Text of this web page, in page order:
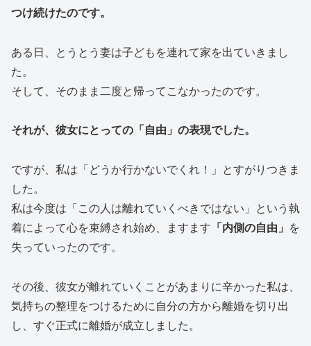
つけ続けたのです。
ある日、とうとう妻は子どもを連れて家を出ていきまし
た。
そして、そのまま二度と帰ってこなかったのです。
それが、彼女にとっての「自由」の表現でした。
ですが、私は「どうか行かないでくれ！」とすがりつきま
した。
私は今度は「この人は離れていくべきではない」という執
着によって心を束縛され始め、ますます 「内側の自由」
を
失っていったのです。
その後、彼女が離れていくことがあまりに辛かった私は、
気持ちの整理をつけるために自分の方から離婚を切り出
し、すぐ正式に離婚が成立しました。